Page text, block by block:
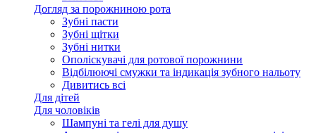
Догляд за порожниною рота
Зубні пасти
Зубні щітки
Зубні нитки
Ополіскувачі для ротової порожнини
Відбілюючі смужки та індикація зубного нальоту
Дивитись всі
Для дітей
Для чоловіків
Шампуні та гелі для душу